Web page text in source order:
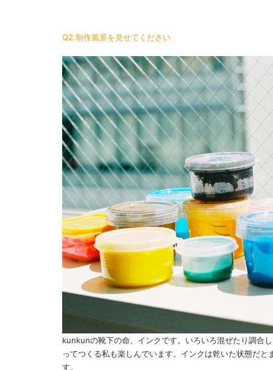
Q2.制作風景を見せてください
kunkunの靴下の命、インクです。いろいろ混ぜたり調合
ってつくる私も楽しんでいます。インクは乾いた状態だ
す。